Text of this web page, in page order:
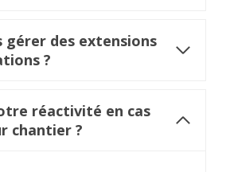
gérer des extensions
?
réactivité en cas
chantier ?